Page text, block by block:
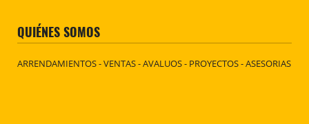
QUIÉNES SOMOS
ARRENDAMIENTOS - VENTAS - AVALUOS - PROYECTOS - ASESORIAS